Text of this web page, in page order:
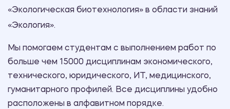
«Экологическая биотехнология» в области знаний
«Экология».
Мы помогаем студентам с выполнением работ по
больше чем 15000 дисциплинам экономического,
технического, юридического, ИТ, медицинского,
гуманитарного профилей. Все дисциплины удобно
расположены в алфавитном порядке.